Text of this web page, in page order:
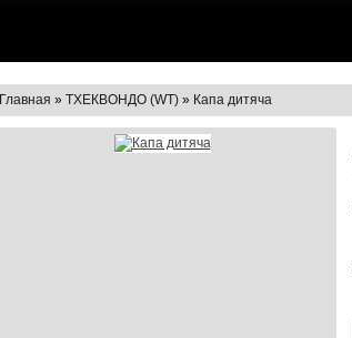
Главная » ТХЕКВОНДО (WT) » Капа дитяча